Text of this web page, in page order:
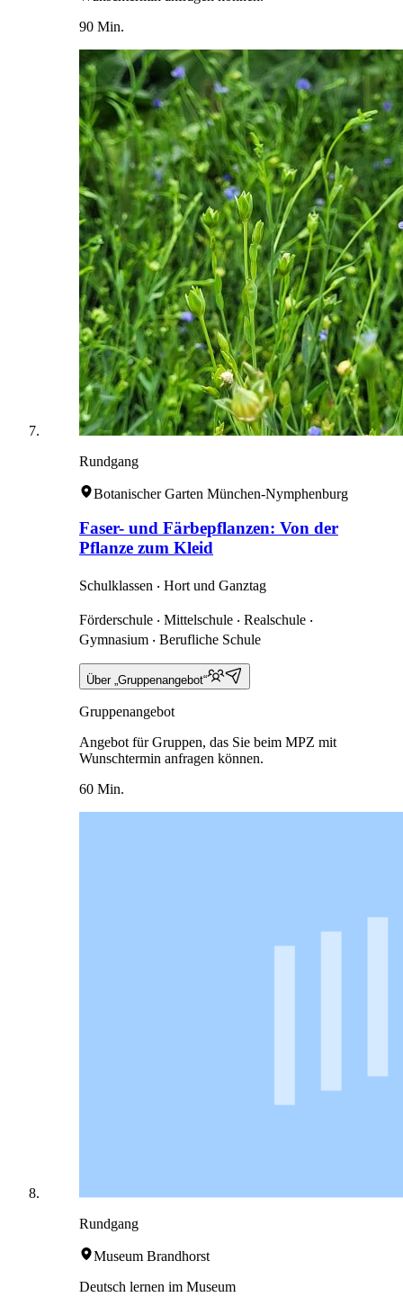
90 Min.
Rundgang
Botanischer Garten München-Nymphenburg
Faser- und Färbepflanzen: Von der
Pflanze zum Kleid
Schulklassen ‧ Hort und Ganztag
Förderschule ‧ Mittelschule ‧ Realschule ‧
Gymnasium ‧ Berufliche Schule
Über „Gruppenangebot“
Gruppenangebot
Angebot für Gruppen, das Sie beim MPZ mit
Wunschtermin anfragen können.
60 Min.
Rundgang
Museum Brandhorst
Deutsch lernen im Museum